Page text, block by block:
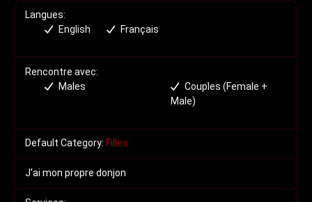
Langues:
English
Français
Rencontre avec:
Males
Couples (Female +
Male)
Default Category: Filles
J’ai mon propre donjon